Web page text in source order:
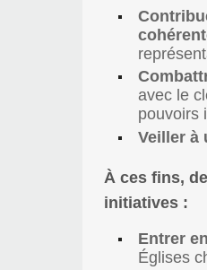
avec le
pouvoirs
Veiller à
À ces fins,
initiatives :
Entrer
Églises